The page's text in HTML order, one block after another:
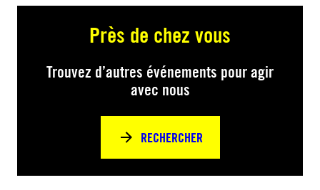
Près de chez vous
Trouvez d’autres événements pour agir
avec nous
RECHERCHER